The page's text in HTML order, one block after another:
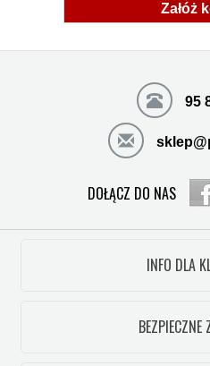
Załóż
95
DOŁĄCZ DO NAS
INFO DLA
BEZPIECZNE